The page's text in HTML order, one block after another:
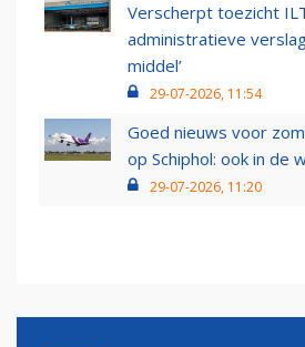
Verscherpt toezicht
administratieve
middel’
29-07-2026, 11:54
Goed nieuws voor
op Schiphol: ook in de
29-07-2026, 11:20